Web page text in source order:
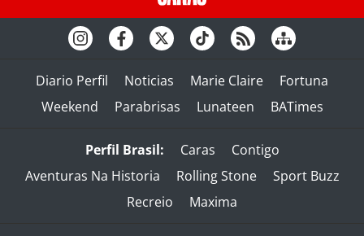
Diario Perfil Noticias Marie Claire
Fortuna
Weekend
Parabrisas Lunateen BATimes
Perfil Brasil: Caras
Contigo
Aventuras Na Historia
Rolling Stone
Sport Buzz
Recreio
Maxima